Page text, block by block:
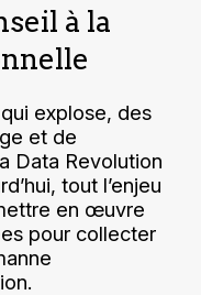
à la
explose, des
et de
Data Revolution
tout l’enjeu
en œuvre
pour collecter